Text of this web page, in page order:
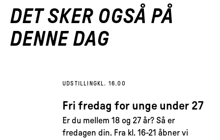
DET SKER OGSÅ PÅ
DENNE DAG
UDSTILLING KL. 16.00
Fri fredag for unge under 27
Er du mellem 18 og 27 år? Så er
fredagen din. Fra kl. 16-21 åbner vi